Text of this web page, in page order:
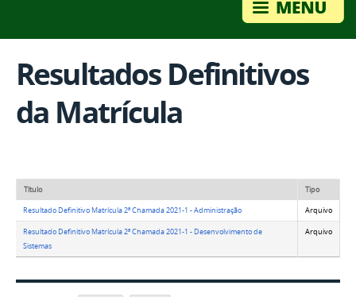
Resultados Definitivos
da Matrícula
Título Tipo
Resultado Definitivo Matrícula 2ª Chamada 2021-1 - Administração Arquivo
Resultado Definitivo Matrícula 2ª Chamada 2021-1 - Desenvolvimento de
Sistemas
Arquivo